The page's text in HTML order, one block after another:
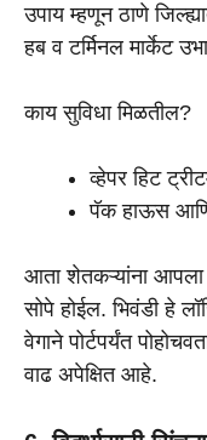
उपाय म्हणून ठाणे
हब व टर्मिनल मार्केट
काय सुविधा मिळतील?
व्हेपर हिट
पॅक हाऊस
आता शेतकऱ्यांना
सोपे होईल. भिवंडी हे
वेगाने पोर्टपर्यंत
वाढ अपेक्षित आहे.